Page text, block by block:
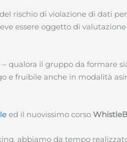
rischio di violazione di dati
essere oggetto di
qualora il gruppo da formare
e fruibile anche in modalità
ed il nuovissimo corso
abbiamo da tempo